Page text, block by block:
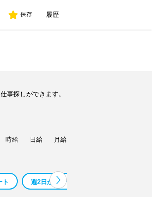
保存 履歴
事探しができます。
時給 日給 月給
ト 週2日から パート